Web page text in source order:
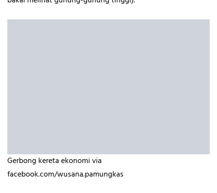
Gerbong kereta ekonomi via
facebook.com/wusana.pamungkas